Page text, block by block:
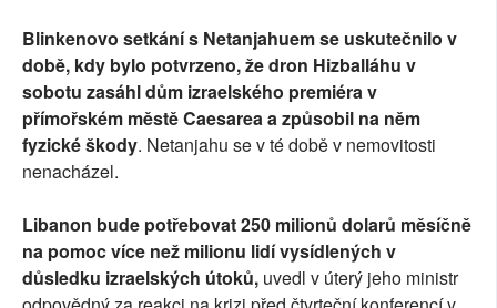
Blinkenovo setkání s Netanjahuem se uskutečnilo v
době, kdy bylo potvrzeno, že dron Hizballáhu v
sobotu zasáhl dům izraelského premiéra v
přímořském městě Caesarea a způsobil na něm
fyzické škody. Netanjahu se v té době v nemovitosti
nenacházel.
Libanon bude potřebovat 250 milionů dolarů měsíčně
na pomoc více než milionu lidí vysídlených v
důsledku izraelských útoků, uvedl v úterý jeho ministr